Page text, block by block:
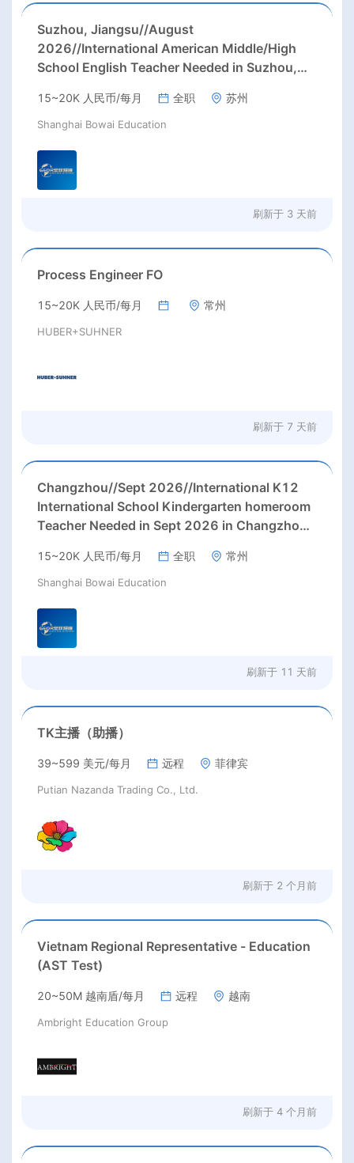
Suzhou, Jiangsu//August
2026//International American Middle/High
School English Teacher Needed in Suzhou,
15~20K 人民币/每月 全职 苏州
Shanghai Bowai Education
刷新于 3 天前
Process Engineer FO
15~20K 人民币/每月 常州
HUBER+SUHNER
刷新于 7 天前
Changzhou//Sept 2026//International K12
International School Kindergarten homeroom
Teacher Needed in Sept 2026 in Changzhou
15~20K 人民币/每月 全职 常州
Shanghai Bowai Education
刷新于 11 天前
TK主播（助播）
39~599 美元/每月 远程 菲律宾
Putian Nazanda Trading Co., Ltd.
刷新于 2 个月前
Vietnam Regional Representative - Education
(AST Test)
20~50M 越南盾/每月 远程 越南
Ambright Education Group
刷新于 4 个月前